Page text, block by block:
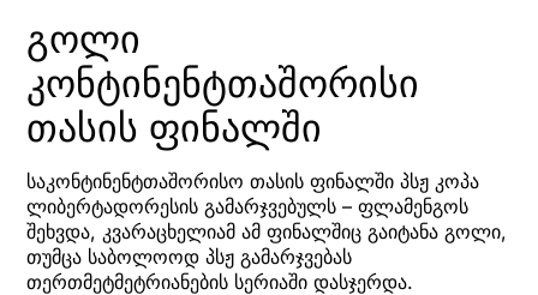
გოლი
კონტინენტთაშორისი
თასის ფინალში
საკონტინენტთაშორისო თასის ფინალში პსჟ კოპა
ლიბერტადორესის გამარჯვებულს – ფლამენგოს
შეხვდა, კვარაცხელიამ ამ ფინალშიც გაიტანა გოლი,
თუმცა საბოლოოდ პსჟ გამარჯვებას
თერთმეტმეტრიანების სერიაში დასჯერდა.